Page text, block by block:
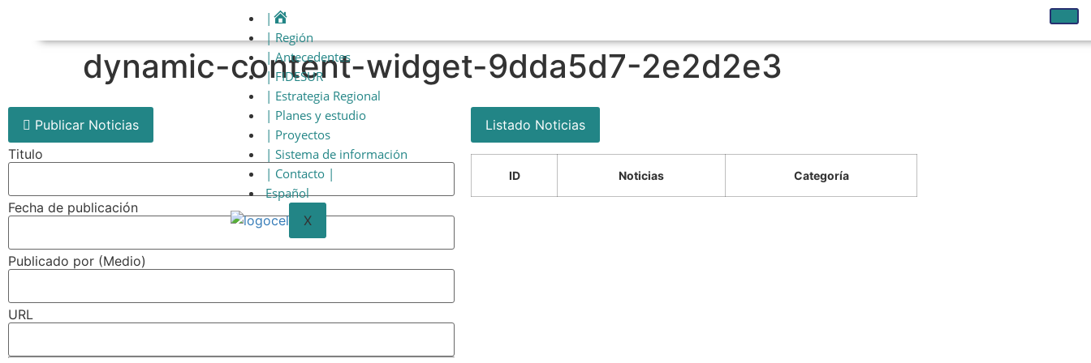
|
| Región
| Antecedentes
| FIDESUR
| Estrategia Regional
| Planes y estudio
| Proyectos
| Sistema de información
| Contacto |
Español
X
dynamic-content-widget-9dda5d7-2e2d2e3
Publicar Noticias
Titulo
Fecha de publicación
Publicado por (Medio)
URL
Listado Noticias
ID Noticias Categoría